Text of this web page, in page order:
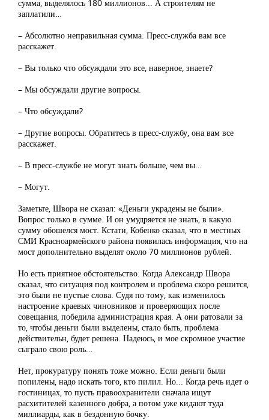
сумма, выделялось 180 миллионов... А строителям не
заплатили…
– Абсолютно неправильная сумма. Пресс-служба вам все
расскажет.
– Вы только что обсуждали это все, наверное, знаете?
– Мы обсуждали другие вопросы.
– Что обсуждали?
– Другие вопросы. Обратитесь в пресс-службу, она вам все
расскажет.
– В пресс-службе не могут знать больше, чем вы…
– Могут.
Заметьте, Швора не сказал: «Деньги украдены не были».
Вопрос только в сумме. И он умудряется не знать, в какую
сумму обошелся мост. Кстати, Кобенко сказал, что в местных
СМИ Красноармейского района появилась информация, что на
мост дополнительно выделят около 70 миллионов рублей.
Но есть приятное обстоятельство. Когда Александр Швора
сказал, что ситуация под контролем и проблема скоро решится,
это были не пустые слова. Судя по тому, как изменилось
настроение краевых чиновников и проверяющих после
совещания, победила администрация края. А они ратовали за
то, чтобы деньги были выделены, стало быть, проблема
действительн, будет решена. Надеюсь, и мое скромное участие
сыграло свою роль…
Нет, прокуратуру понять тоже можно. Если деньги были
попилены, надо искать того, кто пилил. Но... Когда речь идет о
гостиницах, то пусть правоохранители сначала ищут
расхитителей казенного добра, а потом уже кидают туда
миллиарды, как в бездонную бочку.